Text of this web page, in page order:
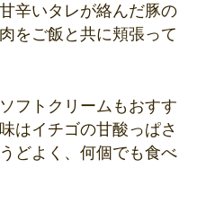
辛いタレが絡んだ豚の
をご飯と共に頬張って
フトクリームもおすす
はイチゴの甘酸っぱさ
どよく、何個でも食べ